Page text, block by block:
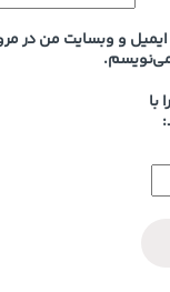
ایمیل و وبسایت من در
با